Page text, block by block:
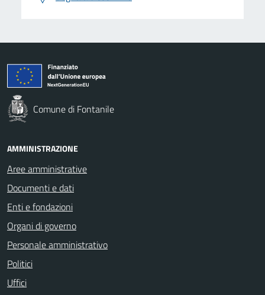
Comune di Fontanile
AMMINISTRAZIONE
Aree amministrative
Documenti e dati
Enti e fondazioni
Organi di governo
Personale amministrativo
Politici
Uffici